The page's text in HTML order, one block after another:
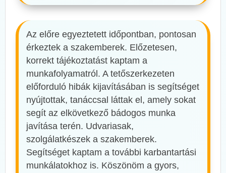
Az előre egyeztetett időpontban, pontosan
érkeztek a szakemberek. Előzetesen,
korrekt tájékoztatást kaptam a
munkafolyamatról. A tetőszerkezeten
előforduló hibák kijavításában is segítséget
nyújtottak, tanáccsal láttak el, amely sokat
segít az elkövetkező bádogos munka
javítása terén. Udvariasak,
szolgálatkészek a szakemberek.
Segítséget kaptam a további karbantartási
munkálatokhoz is. Köszönöm a gyors,